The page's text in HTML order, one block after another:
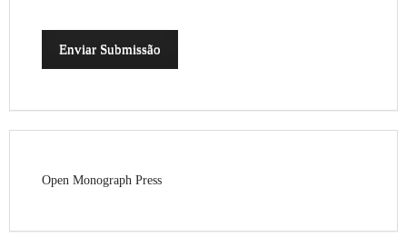
Enviar Submissão
Open Monograph Press